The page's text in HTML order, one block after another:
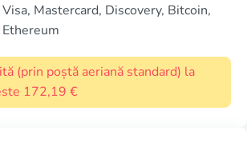
Visa, Mastercard, Discovery, Bitcoin,
Ethereum
(prin poștă aeriană standard) la
172,19 €